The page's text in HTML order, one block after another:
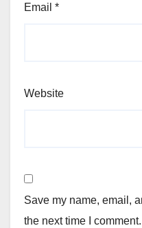
Email *
Website
Save my name, email,
the next time I comment.